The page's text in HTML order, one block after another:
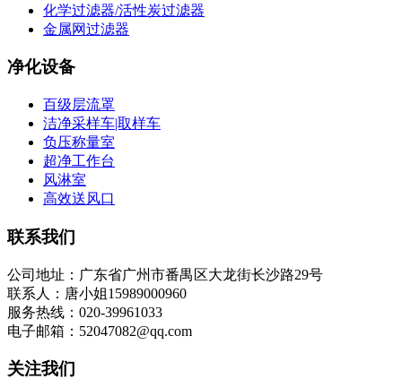
化学过滤器/活性炭过滤器
金属网过滤器
净化设备
百级层流罩
洁净采样车|取样车
负压称量室
超净工作台
风淋室
高效送风口
联系我们
公司地址：广东省广州市番禺区大龙街长沙路29号
联系人：唐小姐15989000960
服务热线：020-39961033
电子邮箱：52047082@qq.com
关注我们